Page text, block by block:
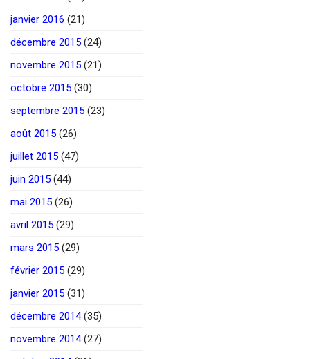
janvier 2016 (21)
décembre 2015 (24)
novembre 2015 (21)
octobre 2015 (30)
septembre 2015 (23)
août 2015 (26)
juillet 2015 (47)
juin 2015 (44)
mai 2015 (26)
avril 2015 (29)
mars 2015 (29)
février 2015 (29)
janvier 2015 (31)
décembre 2014(35)
novembre 2014(27)